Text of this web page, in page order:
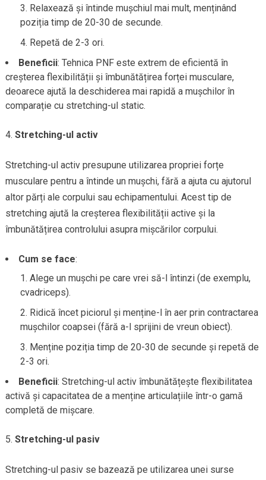
Relaxează și întinde mușchiul mai mult, menținând
poziția timp de 20-30 de secunde.
Repetă de 2-3 ori.
Beneficii: Tehnica PNF este extrem de eficientă în
creșterea flexibilității și îmbunătățirea forței musculare,
deoarece ajută la deschiderea mai rapidă a mușchilor în
comparație cu stretching-ul static.
Stretching-ul activ
Stretching-ul activ presupune utilizarea propriei forțe
musculare pentru a întinde un mușchi, fără a ajuta cu ajutorul
altor părți ale corpului sau echipamentului. Acest tip de
stretching ajută la creșterea flexibilității active și la
îmbunătățirea controlului asupra mișcărilor corpului.
Cum se face:
Alege un mușchi pe care vrei să-l întinzi (de exemplu,
cvadriceps).
Ridică încet piciorul și menține-l în aer prin contractarea
mușchilor coapsei (fără a-l sprijini de vreun obiect).
Menține poziția timp de 20-30 de secunde și repetă de
2-3 ori.
Beneficii: Stretching-ul activ îmbunătățește flexibilitatea
activă și capacitatea de a menține articulațiile într-o gamă
completă de mișcare.
Stretching-ul pasiv
Stretching-ul pasiv se bazează pe utilizarea unei surse